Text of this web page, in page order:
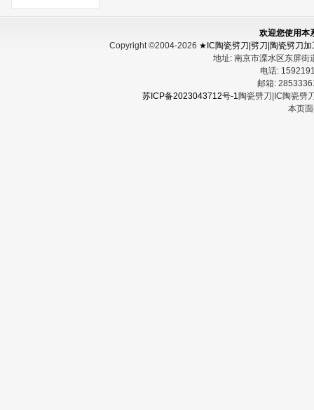
欢迎您使用本
Copyright ©2004-2026 ★IC陶瓷劈刀|劈刀|陶瓷劈刀
地址: 南京市溧水区东屏
电话:
邮箱:
苏ICP备2023043712号-1陶瓷劈刀|IC陶瓷劈
本页